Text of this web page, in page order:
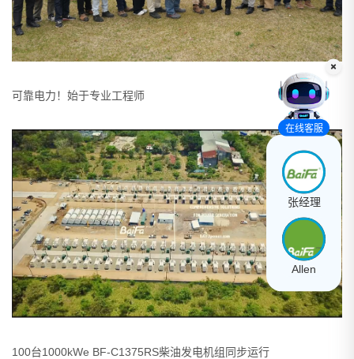
可靠电力！始于专业工程师
100台1000kWe BF-C1375RS柴油发电机组同步运行
在线客服
张经理
Allen